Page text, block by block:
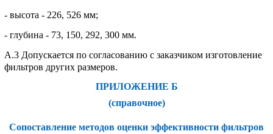
- высота - 226, 526 мм;
- глубина - 73, 150, 292, 300 мм.
А.3 Допускается по согласованию с заказчиком изготовление
фильтров других размеров.
ПРИЛОЖЕНИЕ Б
(справочное)
Сопоставление методов оценки эффективности фильтров